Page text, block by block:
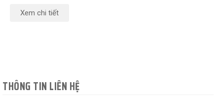
Xem chi tiết
THÔNG TIN LIÊN HỆ